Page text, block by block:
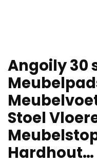
Angoily 30
Stoel
Hardhout…